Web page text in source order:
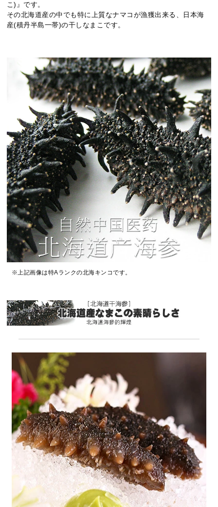
こ)』です。
その北海道産の中でも特に上質なナマコが漁獲出来る、日本海
産(積丹半島一帯)の干しなまこです。
※上記画像は特Aランクの北海キンコです。